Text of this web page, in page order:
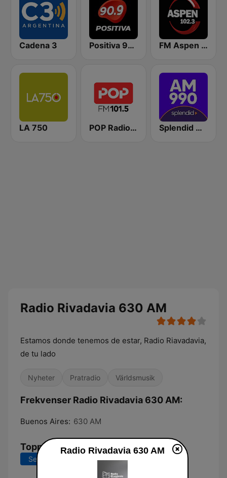
Cadena 3 Positiva 90.9 - Radio Mitre Corrientes FM Aspen 102.3
LA 750 POP Radio 101.5 Splendid AM 990
Radio Rivadavia 630 AM
Estamos donde tenemos de estar, Radio Riavadavia,
de tu lado
Nyheter Pratradio Världsmusik
Frekvenser Radio Rivadavia 630 AM:
Buenos Aires: 630 AM
Topplåtar
Senaste 7 dagarna Senaste 30 dagarna
Radio Rivadavia 630 AM